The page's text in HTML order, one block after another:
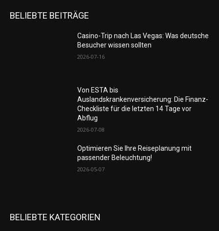
BELIEBTE BEITRÄGE
Casino-Trip nach Las Vegas: Was deutsche
Besucher wissen sollten
2026-07-16
Von ESTA bis
Auslandskrankenversicherung: Die Finanz-
Checkliste für die letzten 14 Tage vor
Abflug
2026-07-08
Optimieren Sie Ihre Reiseplanung mit
passender Beleuchtung!
2026-05-07
BELIEBTE KATEGORIEN